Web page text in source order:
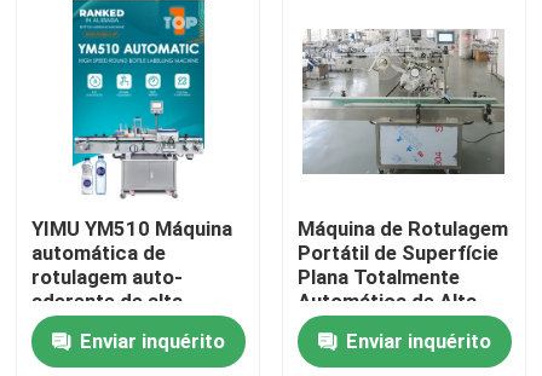
Casa
Produtos
Vídeos
YIMU YM510 Máquina
automática de
rotulagem auto-
aderente de alta
velocidade: precisão
industrial para
Enviar inquérito
Máquina de Rotulagem
Portátil de Superfície
Plana Totalmente
Automática de Alta
Velocidade YIMU
YM210 para Caixas de
Enviar inquérito